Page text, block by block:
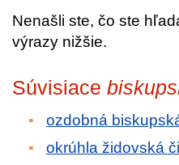
Nenašli ste, čo ste
výrazy nižšie.
Súvisiace
ozdobná
okrúhla židovská